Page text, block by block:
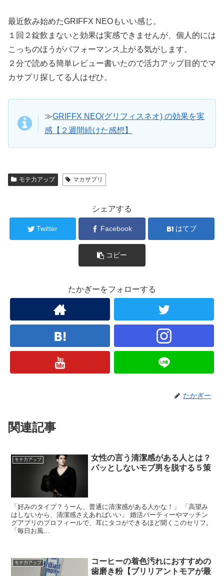
最近飲み始めたGRIFFX NEOもいい感じ。
１回２錠飲まないと効果は実感できませんが、個人的には
こっちのほうがパフォーマンス上がる気がします。
２分で読める簡単レビュー書いたので活力アップ目的でマ
カサプリ探してる人はぜひ。
≫GRIFFX NEO(グリフィスネオ) の効果を実
感【２週間続けた感想】
モテ力アップ マカサプリ
シェアする
Twitter Facebook はてブ
コピー
たかぎーをフォローする
たかぎー
関連記事
モテ力アップ
女性の言う清潔感がある人とは？
パッとしないモブ男を脱する５策
「好みのタイプ？うーん、普通に清潔感がある人かな！」 「高望み
はしないから、清潔感さえあればいい」 婚活パーティーやマッチン
グアプリのプロフィールで、耳にタコができるほど聞くこのセリフ。
「毎日お風...
モテ力アップ
コーヒーの着色汚れにおすすめの
歯磨き粉【ブリリアントモアが最